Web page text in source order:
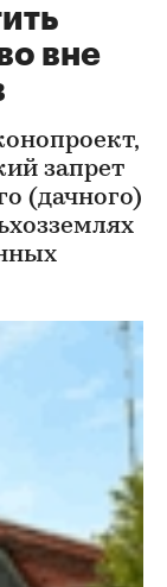
вне
запрет
(дачного)